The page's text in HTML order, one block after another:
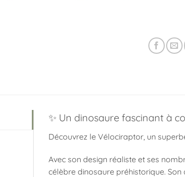
✨ Un dinosaure fascinant à
Découvrez le Vélociraptor, un
Avec son design réaliste et ses
célèbre dinosaure préhistorique.